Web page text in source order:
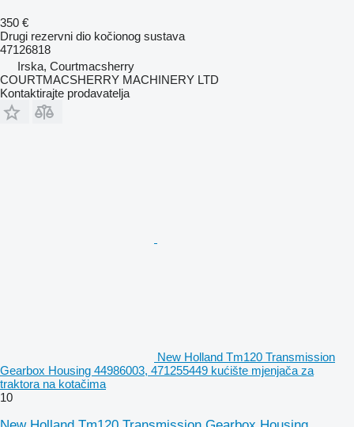
350 €
Drugi rezervni dio kočionog sustava
47126818
Irska, Courtmacsherry
COURTMACSHERRY MACHINERY LTD
Kontaktirajte prodavatelja
New Holland Tm120 Transmission
Gearbox Housing 44986003, 471255449 kućište mjenjača za
traktora na kotačima
10